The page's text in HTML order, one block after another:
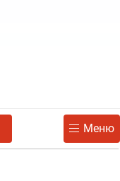
Меню